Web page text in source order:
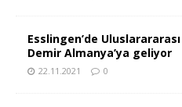
Esslingen’de
Demir Almanya’ya geliyor
22.11.2021 0